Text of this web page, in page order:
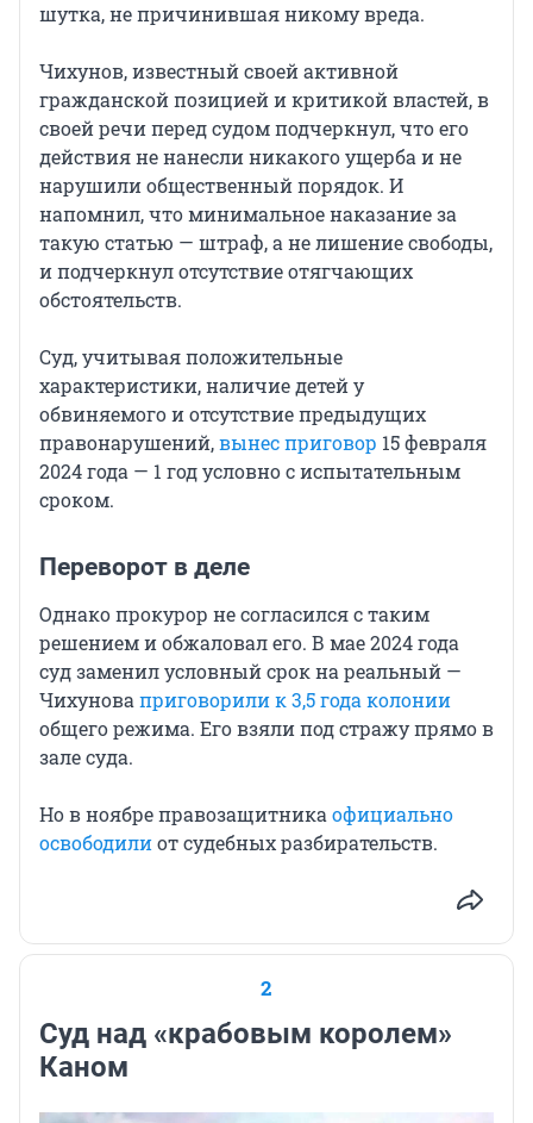
шутка, не причинившая никому вреда.
Чихунов, известный своей активной
гражданской позицией и критикой властей, в
своей речи перед судом подчеркнул, что его
действия не нанесли никакого ущерба и не
нарушили общественный порядок. И
напомнил, что минимальное наказание за
такую статью — штраф, а не лишение свободы,
и подчеркнул отсутствие отягчающих
обстоятельств.
Суд, учитывая положительные
характеристики, наличие детей у
обвиняемого и отсутствие предыдущих
правонарушений,вынес приговор 15 февраля
2024 года — 1 год условно с испытательным
сроком.
Переворот в деле
Однако прокурор не согласился с таким
решением и обжаловал его. В мае 2024 года
суд заменил условный срок на реальный —
Чихунова приговорили к 3,5 года колонии
общего режима. Его взяли под стражу прямо в
зале суда.
Но в ноябре правозащитника официально
освободилиот судебных разбирательств.
2
Суд над «крабовым королем»
Каном